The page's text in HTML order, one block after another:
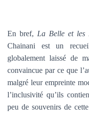
En bref, La Belle et les
Chainani est un
globalement laissé de
convaincue par ce que
malgré leur empreinte
l’inclusivité qu’ils
peu de souvenirs de